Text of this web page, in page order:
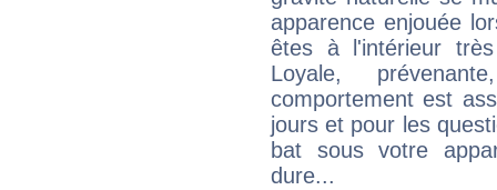
apparence enjouée
êtes à l'intérieur
Loyale,
comportement est
jours et pour les
bat sous votre
dure...